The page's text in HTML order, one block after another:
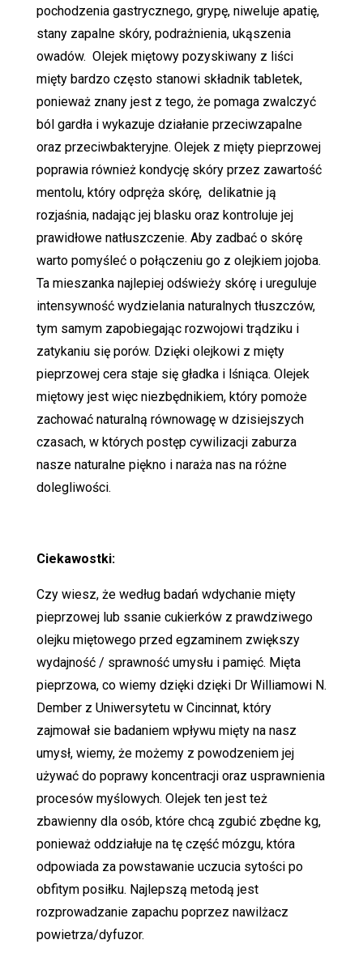
pochodzenia gastrycznego, grypę, niweluje apatię,
stany zapalne skóry, podrażnienia, ukąszenia
owadów. Olejek miętowy pozyskiwany z liści
mięty bardzo często stanowi składnik tabletek,
ponieważ znany jest z tego, że pomaga zwalczyć
ból gardła i wykazuje działanie przeciwzapalne
oraz przeciwbakteryjne. Olejek z mięty pieprzowej
poprawia również kondycję skóry przez zawartość
mentolu, który odpręża skórę, delikatnie ją
rozjaśnia, nadając jej blasku oraz kontroluje jej
prawidłowe natłuszczenie. Aby zadbać o skórę
warto pomyśleć o połączeniu go z olejkiem jojoba.
Ta mieszanka najlepiej odświeży skórę i ureguluje
intensywność wydzielania naturalnych tłuszczów,
tym samym zapobiegając rozwojowi trądziku i
zatykaniu się porów. Dzięki olejkowi z mięty
pieprzowej cera staje się gładka i lśniąca. Olejek
miętowy jest więc niezbędnikiem, który pomoże
zachować naturalną równowagę w dzisiejszych
czasach, w których postęp cywilizacji zaburza
nasze naturalne piękno i naraża nas na różne
dolegliwości.
Ciekawostki:
Czy wiesz, że według badań wdychanie mięty
pieprzowej lub ssanie cukierków z prawdziwego
olejku miętowego przed egzaminem zwiększy
wydajność / sprawność umysłu i pamięć. Mięta
pieprzowa, co wiemy dzięki dzięki Dr Williamowi N.
Dember z Uniwersytetu w Cincinnat, który
zajmował sie badaniem wpływu mięty na nasz
umysł, wiemy, że możemy z powodzeniem jej
używać do poprawy koncentracji oraz usprawnienia
procesów myślowych. Olejek ten jest też
zbawienny dla osób, które chcą zgubić zbędne kg,
ponieważ oddziałuje na tę część mózgu, która
odpowiada za powstawanie uczucia sytości po
obfitym posiłku. Najlepszą metodą jest
rozprowadzanie zapachu poprzez nawilżacz
powietrza/dyfuzor.